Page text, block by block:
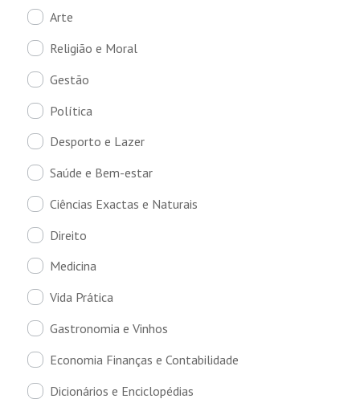
Arte
Religião e Moral
Gestão
Política
Desporto e Lazer
Saúde e Bem-estar
Ciências Exactas e Naturais
Direito
Medicina
Vida Prática
Gastronomia e Vinhos
Economia Finanças e Contabilidade
Dicionários e Enciclopédias